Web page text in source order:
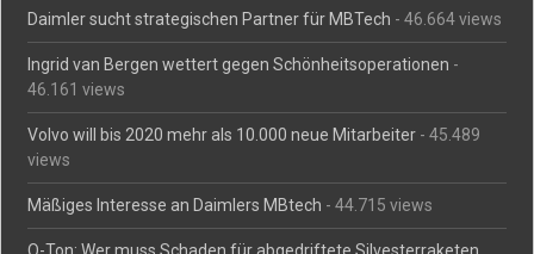
Daimler sucht strategischen Partner für MBTech - 46.664 views
Ingrid van Bergen wettert gegen Schönheitsoperationen -
46.161 views
Volvo will bis 2020 mehr als 10.000 neue Mitarbeiter - 45.489
views
Mäßiges Interesse an Daimlers MBtech - 44.715 views
O-Ton: Wer muss Schaden für abgedriftete Silvesterraketen